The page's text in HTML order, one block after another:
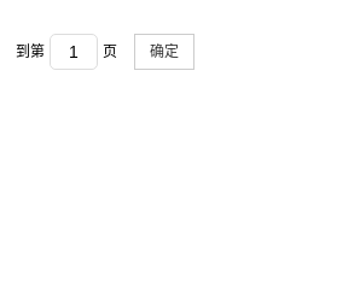
到第 页 确定